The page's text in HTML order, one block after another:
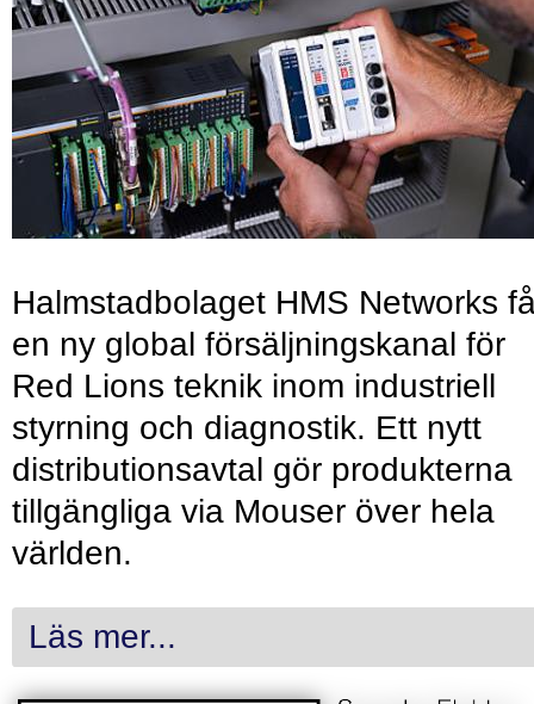
Halmstadbolaget HMS Networks
en ny global försäljningskanal för
Red Lions teknik inom industriell
styrning och diagnostik. Ett nytt
distributionsavtal gör produkterna
tillgängliga via Mouser över hela
världen.
Läs mer...